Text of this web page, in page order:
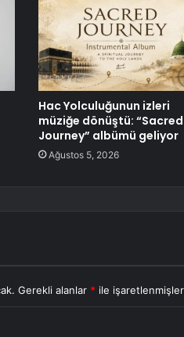
Hac Yolculuğunun izleri
müziğe dönüştü: “Sacred
Journey” albümü geliyor
Ağustos 5, 2026
Gerekli alanlar * ile